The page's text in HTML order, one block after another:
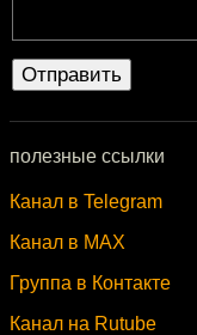
полезные ссылки
Канал в Telegram
Канал в MAX
Группа в Контакте
Канал на Rutube